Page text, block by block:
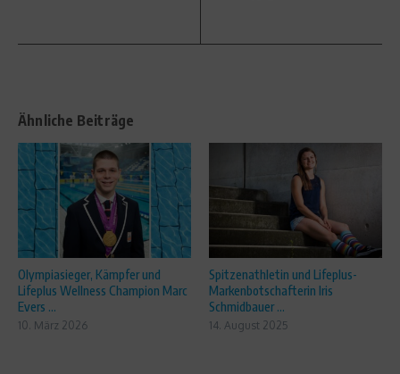
Ähnliche Beiträge
Olympiasieger, Kämpfer und
Lifeplus Wellness Champion Marc
Evers ...
10. März 2026
Spitzenathletin und Lifeplus-
Markenbotschafterin Iris
Schmidbauer ...
14. August 2025